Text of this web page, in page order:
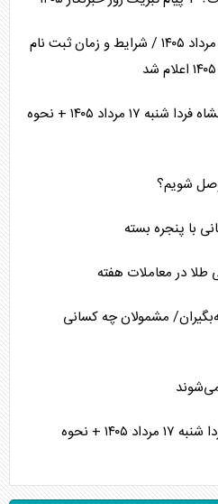
جدیدترین پیش فروش سایپا مرداد ۱۴۰۵ / شرایط و زمان ثبت نام
جدول قطعی برق استان کرمانشاه فردا شنبه ۱۷ مرداد ۱۴۰۵ + نحوه
شویم؟
با پنجره بسته
مشمولان چه کسانی
جدول قطعی برق استان قم فردا شنبه ۱۷ مرداد ۱۴۰۵ + نحوه